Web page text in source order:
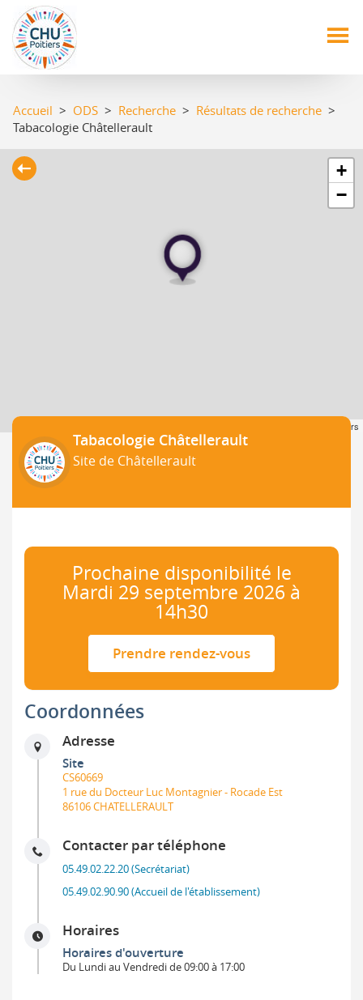
Aller
au
contenu
principal
Accueil > ODS > Recherche > Résultats de recherche >
Tabacologie Châtellerault
+
−
contributors
Tabacologie Châtellerault
Site de Châtellerault
Prochaine disponibilité le
Mardi 29 septembre 2026 à
14h30
Prendre rendez-vous
Coordonnées
Adresse
Site
CS60669
1 rue du Docteur Luc Montagnier - Rocade Est
86106 CHATELLERAULT
Contacter par téléphone
05.49.02.22.20 (Secrétariat)
05.49.02.90.90 (Accueil de l'établissement)
Horaires
Horaires d'ouverture
Du Lundi au Vendredi de 09:00 à 17:00